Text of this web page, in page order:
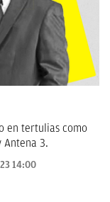
en tertulias como
Antena 3.
14:00